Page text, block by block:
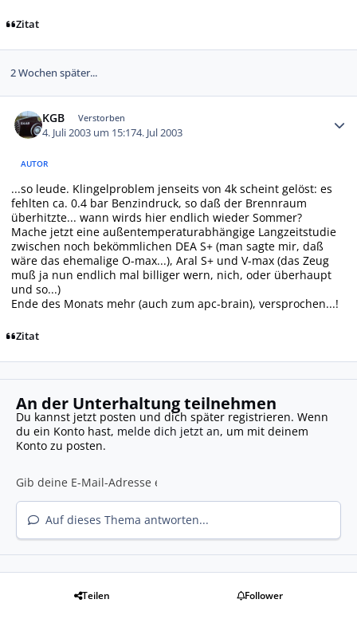
Zitat
2 Wochen später...
KGB Verstorben
4. Juli 2003 um 15:174. Jul 2003
AUTOR
...so leude. Klingelproblem jenseits von 4k scheint gelöst: es
fehlten ca. 0.4 bar Benzindruck, so daß der Brennraum
überhitzte... wann wirds hier endlich wieder Sommer?
Mache jetzt eine außentemperaturabhängige Langzeitstudie
zwischen noch bekömmlichen DEA S+ (man sagte mir, daß
wäre das ehemalige O-max...), Aral S+ und V-max (das Zeug
muß ja nun endlich mal billiger wern, nich, oder überhaupt
und so...)
Ende des Monats mehr (auch zum apc-brain), versprochen...!
Zitat
An der Unterhaltung teilnehmen
Du kannst jetzt posten und dich später registrieren. Wenn
du ein Konto hast, melde dich jetzt an, um mit deinem
Konto zu posten.
Auf dieses Thema antworten...
Teilen Follower